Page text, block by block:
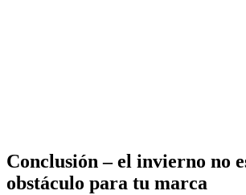
Conclusión – el invierno no
obstáculo para tu marca